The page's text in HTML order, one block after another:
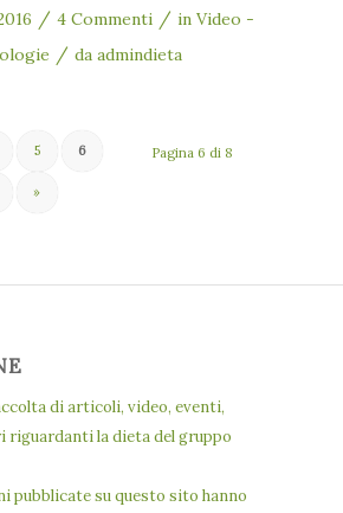
/ 4 Commenti / in Video -
/ daadmindieta
Pagina 6 di 8
5 6
»
di articoli, video, eventi,
riguardanti la dieta del gruppo
pubblicate su questo sito hanno